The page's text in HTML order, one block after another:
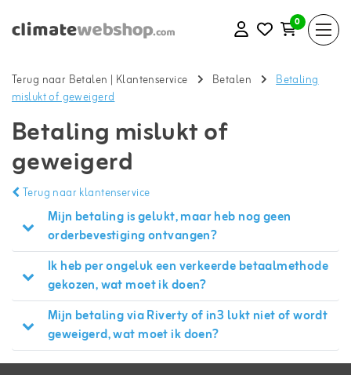
0
Terug naar Betalen | Klantenservice Betalen
Betaling
mislukt of geweigerd
Betaling mislukt of
geweigerd
Terug naar klantenservice
Mijn betaling is gelukt, maar heb nog geen
orderbevestiging ontvangen?
Ik heb per ongeluk een verkeerde betaalmethode
gekozen, wat moet ik doen?
Mijn betaling via Riverty of in3 lukt niet of wordt
geweigerd, wat moet ik doen?